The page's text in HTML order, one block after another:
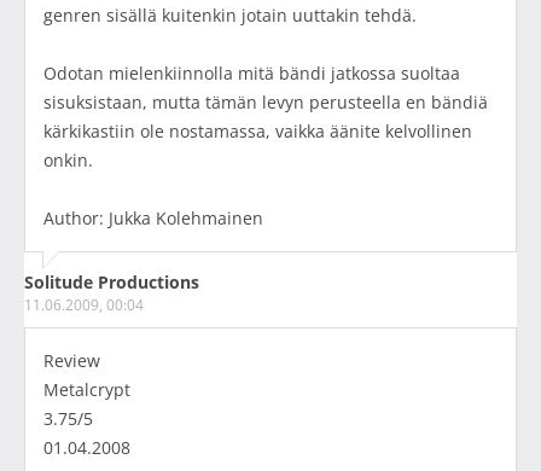
genren sisällä kuitenkin jotain uuttakin tehdä.
Odotan mielenkiinnolla mitä bändi jatkossa suoltaa
sisuksistaan, mutta tämän levyn perusteella en bändiä
kärkikastiin ole nostamassa, vaikka äänite kelvollinen
onkin.
Author: Jukka Kolehmainen
Solitude Productions
11.06.2009, 00:04
Review
Metalcrypt
3.75/5
01.04.2008